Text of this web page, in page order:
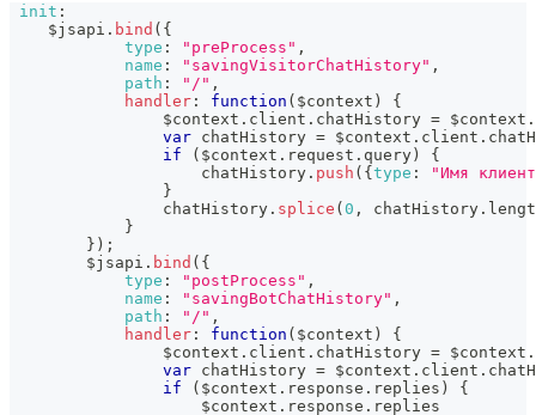
init :
    $jsapi
. bind ( {
type : "preProcess" ,
name : "savingVisitorChatHistory" ,
path : "/" ,
handler : function ( $context )
{
                $context
. client . chatHistory = $context .
var chatHistory = $context . client .
if
( $context . request . query )
{
                    chatHistory
. push ( { type :
"Имя
}
                chatHistory
. splice ( 0 , chatHistory .
}
} ) ;
        $jsapi
. bind ( {
type : "postProcess" ,
name : "savingBotChatHistory" ,
path : "/" ,
handler : function ( $context )
{
                $context
. client . chatHistory = $context .
var chatHistory = $context . client .
if
( $context . response . replies )
{
                    $context
. response . replies